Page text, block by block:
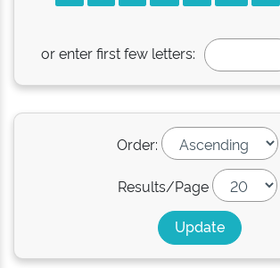
or enter first few letters:
Order:
Results/Page